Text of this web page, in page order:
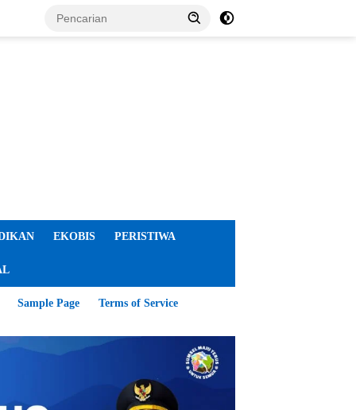
EKOBIS PERISTIWA
Sample Page Terms of Service